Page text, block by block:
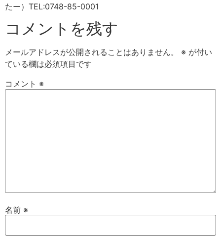
たー）TEL:0748-85-0001
コメントを残す
メールアドレスが公開されることはありません。 ※ が付い
ている欄は必須項目です
コメント ※
名前 ※